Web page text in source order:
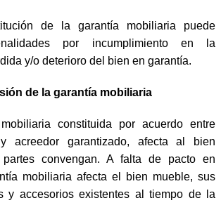
de la garantía mobiliaria puede
por incumplimiento en la
y/o deterioro del bien en garantía.
de la garantía mobiliaria
constituida por acuerdo entre
acreedor garantizado, afecta al bien
convengan. A falta de pacto en
mobiliaria afecta el bien mueble, sus
y accesorios existentes al tiempo de la